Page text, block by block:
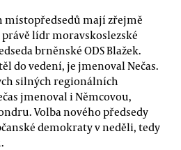
místopředsedů mají zřejmě
lídr moravskoslezské
brněnské ODS Blažek.
do vedení, je jmenoval Nečas.
silných regionálních
jmenoval i Němcovou,
Volba nového předsedy
demokraty v neděli, tedy